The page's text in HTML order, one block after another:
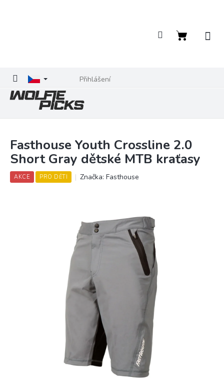
Přihlášení
Nákupní
Fasthouse Youth Crossline 2.0
Short Gray dětské MTB kraťasy
AKCE PRO DĚTI Značka: Fasthouse